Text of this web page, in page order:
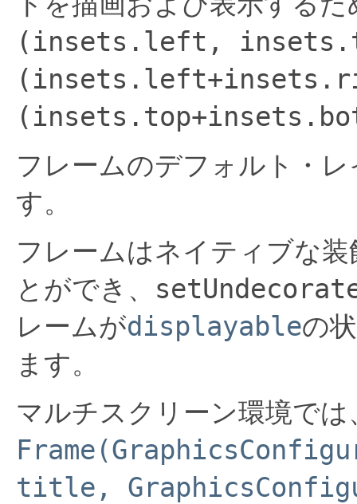
(insets.left,
フレームのデフォルト・
す。
フレームはネイティブな装
とができ、
レームがdisplayableの
ます。
マルチスクリーン環境では
title,